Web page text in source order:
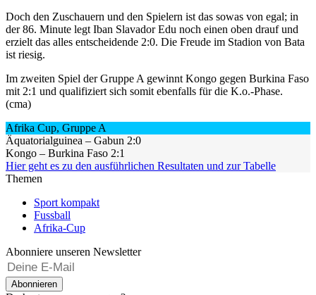
Doch den Zuschauern und den Spielern ist das sowas von egal; in
der 86. Minute legt Iban Slavador Edu noch einen oben drauf und
erzielt das alles entscheidende 2:0. Die Freude im Stadion von Bata
ist riesig.
Im zweiten Spiel der Gruppe A gewinnt Kongo gegen Burkina Faso
mit 2:1 und qualifiziert sich somit ebenfalls für die K.o.-Phase.
(cma)
Afrika Cup, Gruppe A
Äquatorialguinea – Gabun 2:0
Kongo – Burkina Faso 2:1​
Hier geht es zu den ausführlichen Resultaten und zur Tabelle
Themen
Sport kompakt
Fussball
Afrika-Cup
Abonniere unseren Newsletter
Abonnieren